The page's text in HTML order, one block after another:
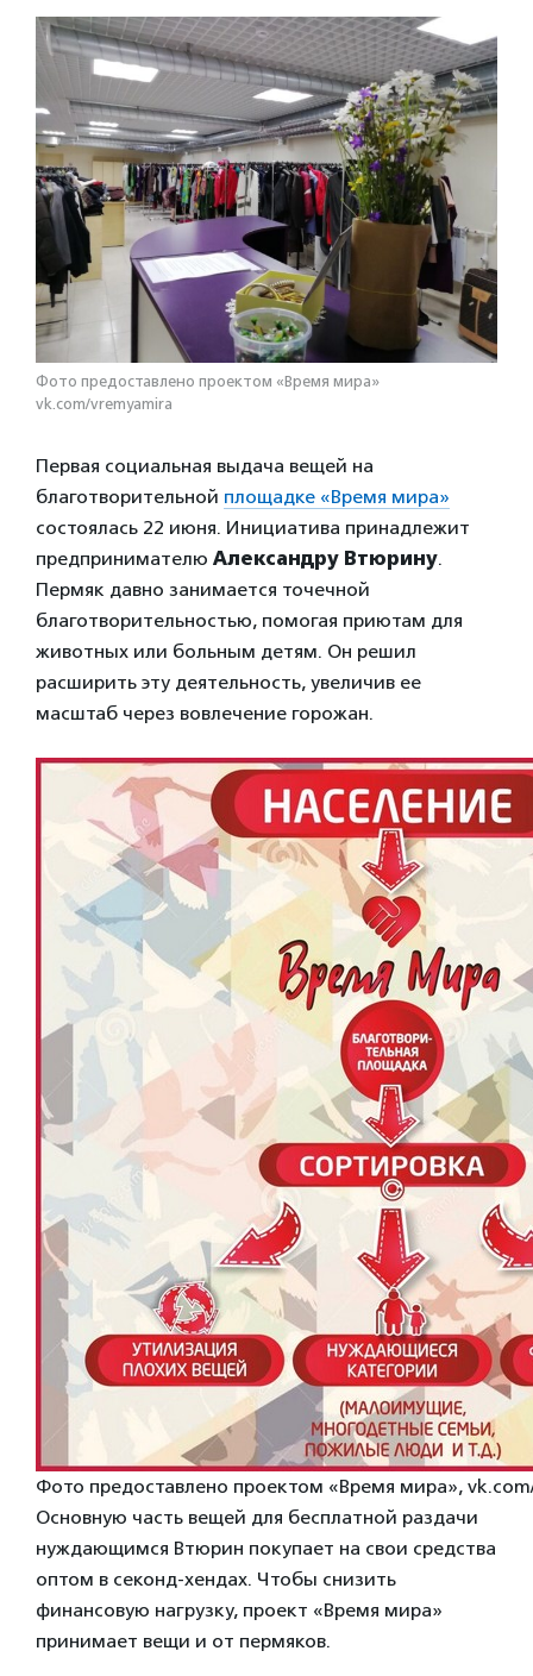
Фото предоставлено проектом «Время мира»
vk.com/vremyamira
Первая социальная выдача вещей на
благотворительной площадке «Время мира»
состоялась 22 июня. Инициатива принадлежит
предпринимателю Александру Втюрину.
Пермяк давно занимается точечной
благотворительностью, помогая приютам для
животных или больным детям. Он решил
расширить эту деятельность, увеличив ее
масштаб через вовлечение горожан.
Фото предоставлено проектом «Время мира»,
Основную часть вещей для бесплатной раздачи
нуждающимся Втюрин покупает на свои средства
оптом в секонд-хендах. Чтобы снизить
финансовую нагрузку, проект «Время мира»
принимает вещи и от пермяков.